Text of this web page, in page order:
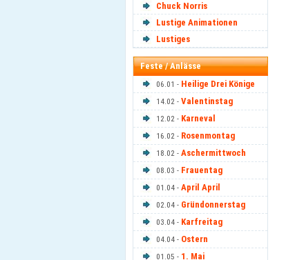
Chuck Norris
Lustige Animationen
Lustiges
Feste / Anlässe
06.01 - Heilige Drei Könige
14.02 - Valentinstag
12.02 - Karneval
16.02 - Rosenmontag
18.02 - Aschermittwoch
08.03 - Frauentag
01.04 - April April
02.04 - Gründonnerstag
03.04 - Karfreitag
04.04 - Ostern
01.05 - 1. Mai